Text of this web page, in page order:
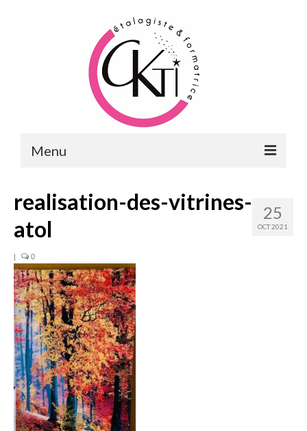
Menu
MERCHANDISING & VITRINES
FORMATIONS RH
FORMATIONS DE FORMATEURS
CONSEILS & PRESTATIONS
REALISATIONS
CONTACT
25
OCT 2021
realisation-des-vitrines-
atol
| 0